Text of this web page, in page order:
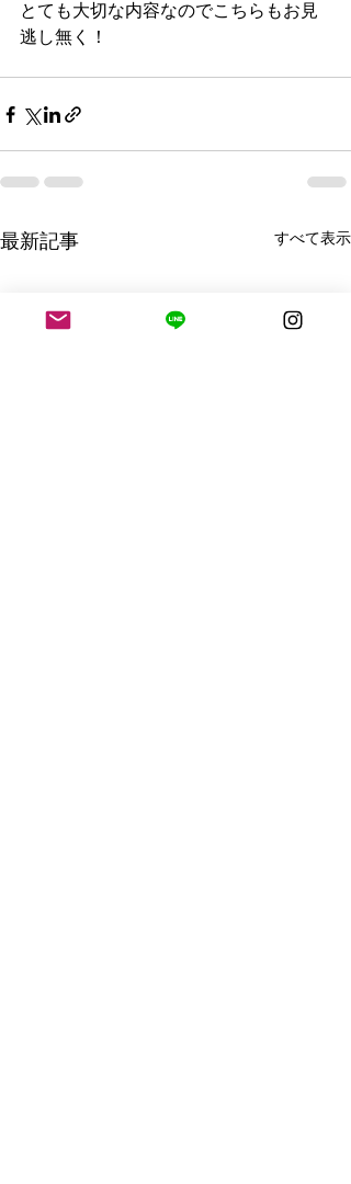
とても大切な内容なのでこちらもお見
逃し無く！
最新記事 すべて表示